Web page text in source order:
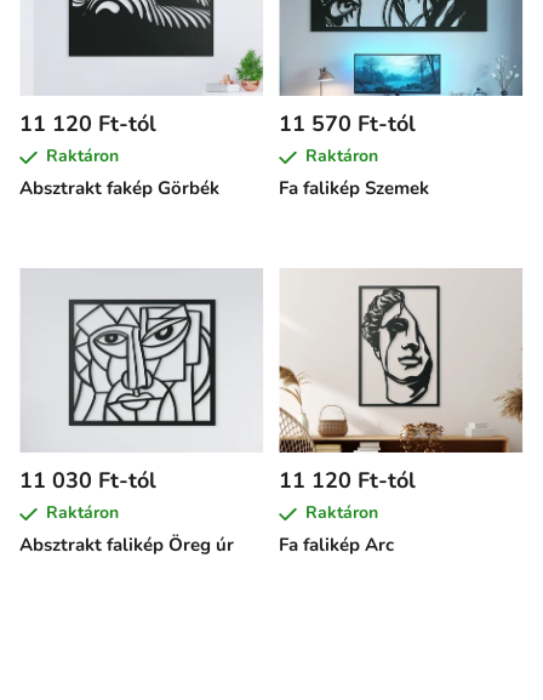
Absztrakt fakép Görbék
11 120 Ft-tól
Raktáron
Fa falikép Szemek
11 570 Ft-tól
Raktáron
Absztrakt falikép Öreg úr
11 030 Ft-tól
Raktáron
Fa falikép Arc
11 120 Ft-tól
Raktáron